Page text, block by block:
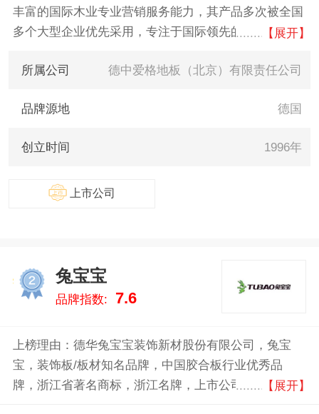
丰富的国际木业专业营销服务能力，其产品多次被全国
多个大型企业优先采用，专注于国际领先的德国及全球
【展开】
所属公司 德中爱格地板（北京）有限责任公司
品牌源地 德国
创立时间 1996年
上市公司
兔宝宝
品牌指数: 7.6
上榜理由：德华兔宝宝装饰新材股份有限公司，兔宝
宝，装饰板/板材知名品牌，中国胶合板行业优秀品
牌，浙江省著名商标，浙江名牌，上市公司，中国贴面
【展开】